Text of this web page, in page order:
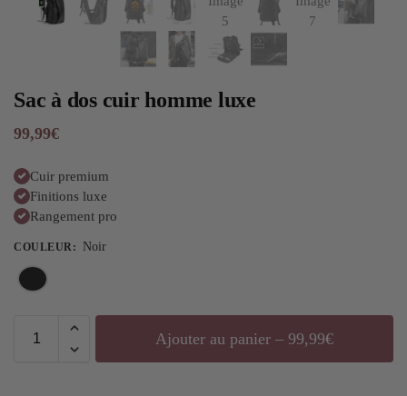
Sac à dos cuir homme luxe
99,99€
Cuir premium
Finitions luxe
Rangement pro
COULEUR: Noir
Ajouter au panier – 99,99€